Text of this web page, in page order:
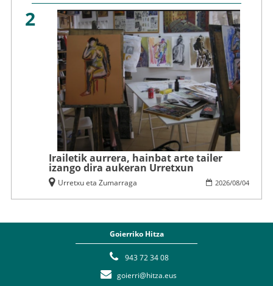
2
Irailetik aurrera, hainbat arte tailer
izango dira aukeran Urretxun
2026/08/04
Urretxu eta Zumarraga
Goierriko Hitza
943 72 34 08
goierri@hitza.eus